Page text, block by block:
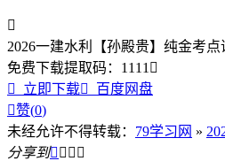

2026一建水利【孙殿贵】纯金考点
免费下载提取码： 1111 

立即下载
百度网盘
赞(0)
未经允许不得转载： 79学习网 »
分享到   